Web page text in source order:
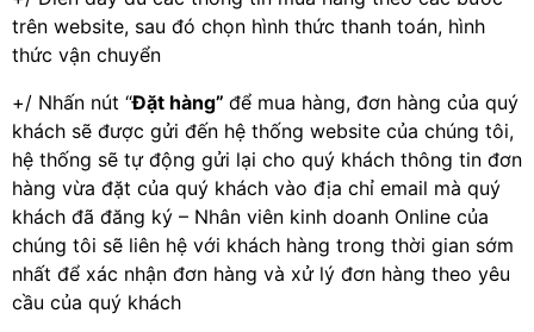
trên website, sau đó chọn hình thức thanh toán, hình
thức vận chuyển
+/ Nhấn nút “Đặt hàng” để mua hàng, đơn hàng của quý
khách sẽ được gửi đến hệ thống website của chúng tôi,
hệ thống sẽ tự động gửi lại cho quý khách thông tin đơn
hàng vừa đặt của quý khách vào địa chỉ email mà quý
khách đã đăng ký – Nhân viên kinh doanh Online của
chúng tôi sẽ liên hệ với khách hàng trong thời gian sớm
nhất để xác nhận đơn hàng và xử lý đơn hàng theo yêu
cầu của quý khách